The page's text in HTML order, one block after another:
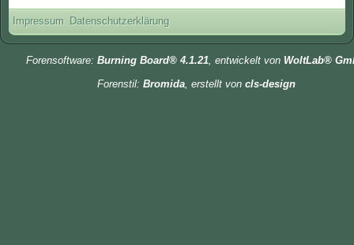
Impressum Datenschutzerklärung
Forensoftware: Burning Board® 4.1.21, entwickelt von WoltLab®
Forenstil: Bromida, erstellt von cls-design